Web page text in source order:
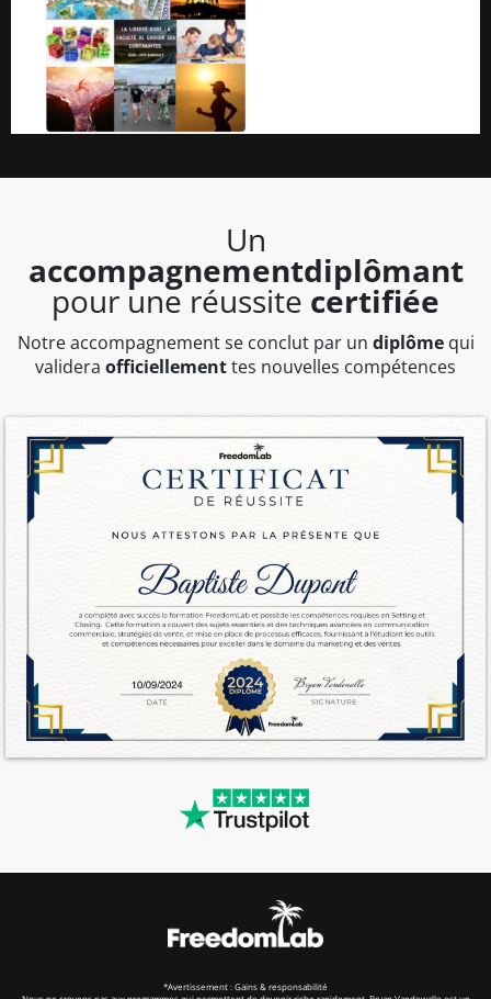
Un
accompagnementdiplômant
pour une réussite certifiée
Notre accompagnement se conclut par un diplômequi
validera officiellementtes nouvelles compétences
*Avertissement : Gains & responsabilité